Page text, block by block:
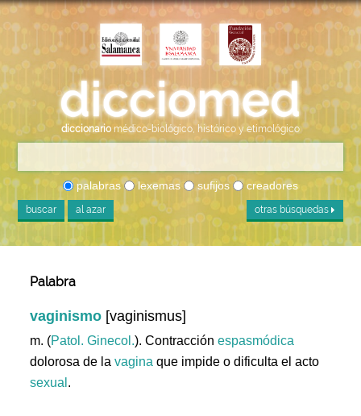
diccionario médico-biológico, histórico y etimológico
palabras lexemas sufijos creadores
buscar al azar otras búsquedas
Palabra
vaginismo [vaginismus]
m. (Patol. Ginecol.). Contracciónespasmódica
dolorosa de lavagina que impide o dificulta el acto
sexual .